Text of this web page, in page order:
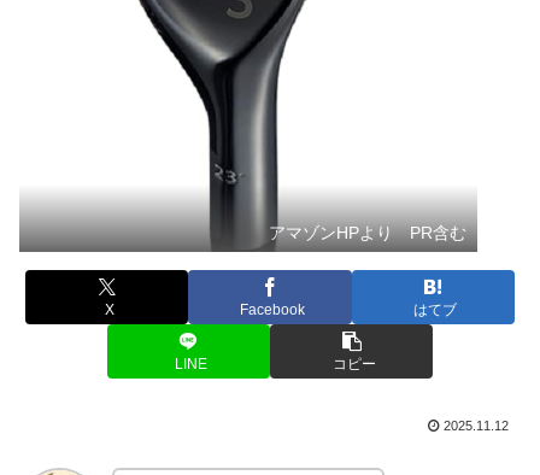
アマゾンHPより PR含む
X Facebook はてブ
LINE コピー
2025.11.12